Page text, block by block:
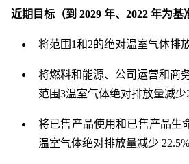
近期目标（到 2029 年、2022 年为基
将范围1和2的绝对温室气体排
将燃料和能源、公司运营和商
范围3温室气体绝对排放量减少
将已售产品使用和已售产品生
温室气体绝对排放量减少 22.5%